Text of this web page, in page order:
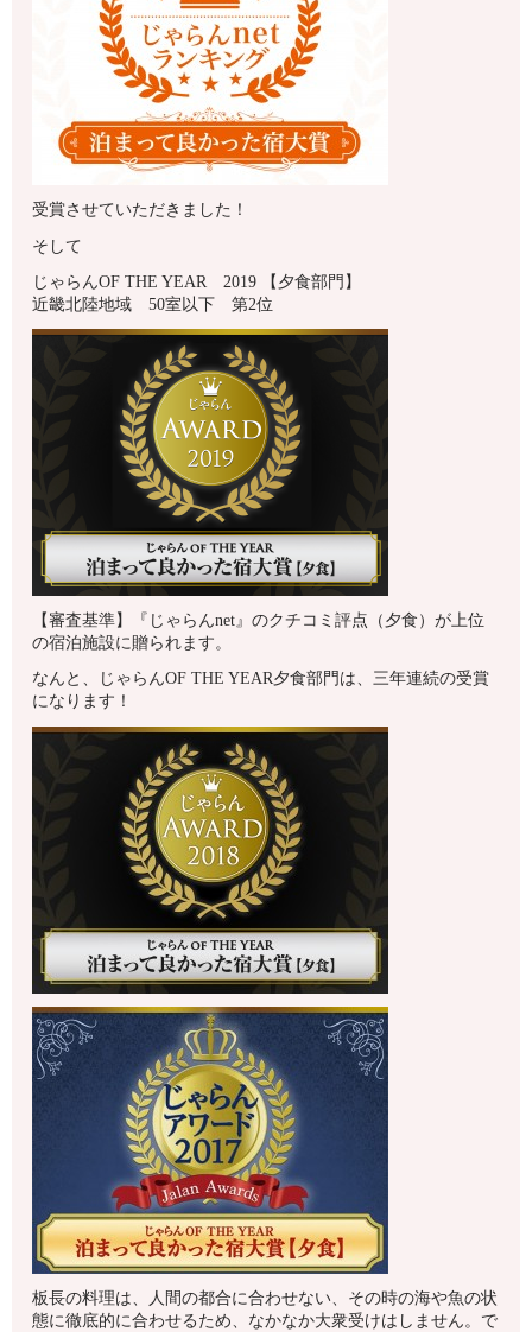
受賞させていただきました！
そして
じゃらんOF THE YEAR 2019 【夕食部門】
近畿北陸地域 50室以下 第2位
【審査基準】『じゃらんnet』のクチコミ評点（夕食）が上位
の宿泊施設に贈られます。
なんと、じゃらんOF THE YEAR夕食部門は、三年連続の受賞
になります！
板長の料理は、人間の都合に合わせない、その時の海や魚の状
態に徹底的に合わせるため、なかなか大衆受けはしません。で